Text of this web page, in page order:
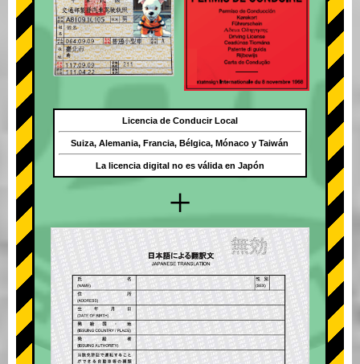
+
Licencia de Conducir Local
Suiza, Alemania, Francia, Bélgica, Mónaco y Taiwán
La licencia digital no es válida en Japón